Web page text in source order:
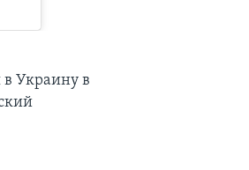
в Украину в